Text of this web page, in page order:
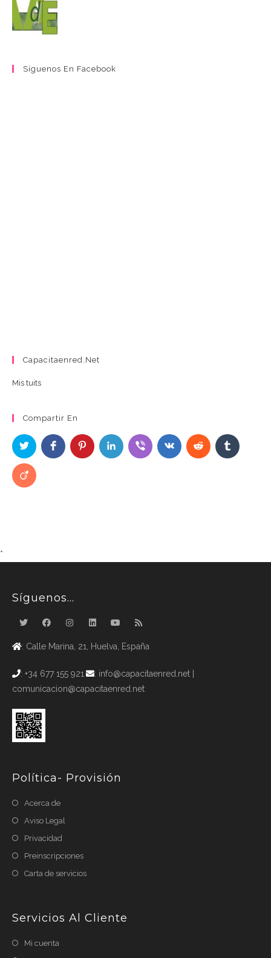
Síguenos En Facebook
Capacitaenred.net
Mis tuits
Compartir En
*
Síguenos…
: Calle Marina, 21, Huelva, España
: +34 677 155 921
: info@capacitaenred.net |
comunicacion@capacitaenred.net
Política- Provisión
Acerca de
Aviso Legal
Privacidad
Preinscripciones
Carta de servicios
Servicios Al Cliente
Mi cuenta